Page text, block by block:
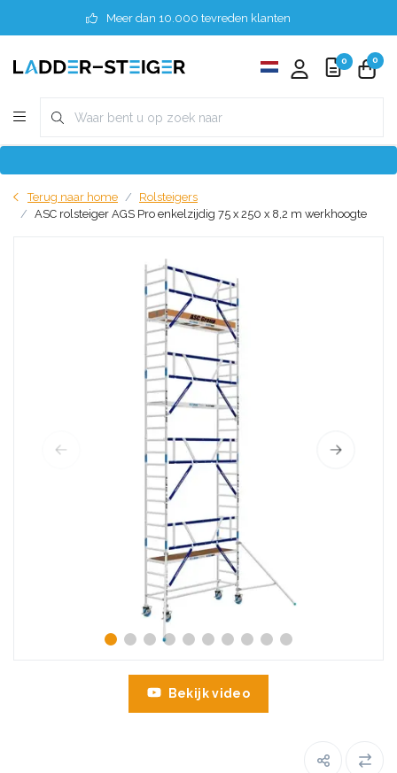
Meer dan 10.000 tevreden klanten
0 0
Terug naar home
Rolsteigers
ASC rolsteiger AGS Pro enkelzijdig 75 x 250 x 8,2 m werkhoogte
Bekijk video